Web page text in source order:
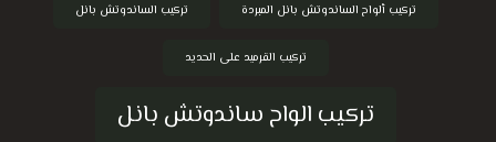
تركيب ألواح الساندوتش بانل المبردة تركيب الساندوتش بانل
تركيب القرميد على الحديد
تركيب الواح ساندوتش بانل